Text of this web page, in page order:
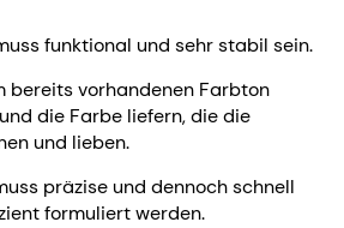
funktional und sehr stabil sein.
bereits vorhandenen Farbton
die Farbe liefern, die die
und lieben.
präzise und dennoch schnell
formuliert werden.